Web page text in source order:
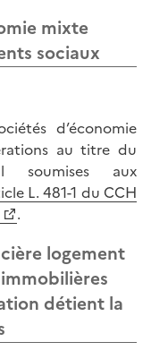
mixte
sociaux
d’économie
au titre du
soumises aux
L. 481-1 du CCH
.
logement
détient la